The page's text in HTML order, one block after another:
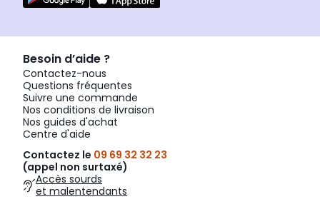
Besoin d’aide ?
Contactez-nous
Questions fréquentes
Suivre une commande
Nos conditions de livraison
Nos guides d'achat
Centre d'aide
Contactez le 09 69 32 32 23
(appel non surtaxé)
Accès sourds
et malentendants